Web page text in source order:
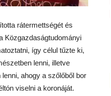
rátermettségét és
Közgazdaságtudományi
így célul tűzte ki,
lenni, illetve
ahogy a szőlőből bor
viselni a koronáját.